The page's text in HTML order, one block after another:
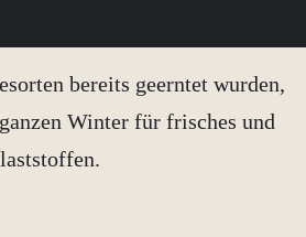
bereits geerntet wurden,
Winter für frisches und